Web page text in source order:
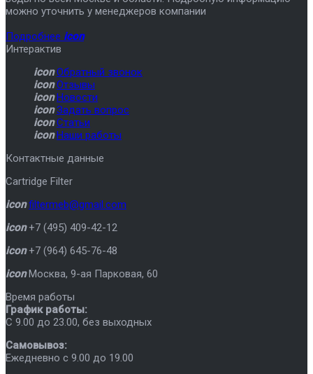
можно уточнить у менеджеров компании
Подробнее icon
Интерактив
icon Обратный звонок
icon Отзывы
icon Новости
icon Задать вопрос
icon Статьи
icon Наши работы
Контактные данные
Cartridge Filter
icon filtermeb@gmail.com
icon +7 (495) 409-42-12
icon +7 (964) 645-76-48
icon Москва, 9-ая Парковая, 60
Время работы
График работы:
C 9.00 до 23.00, без выходных
Самовывоз:
Ежедневно с 9.00 до 19.00